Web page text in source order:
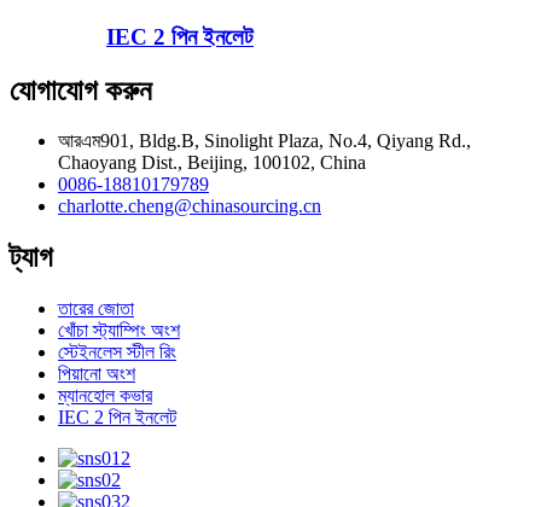
IEC 2 পিন ইনলেট
যোগাযোগ করুন
আরএম901, Bldg.B, Sinolight Plaza, No.4, Qiyang Rd.,
Chaoyang Dist., Beijing, 100102, China
0086-18810179789
charlotte.cheng@chinasourcing.cn
ট্যাগ
তারের জোতা
খোঁচা স্ট্যাম্পিং অংশ
স্টেইনলেস স্টীল রিং
পিয়ানো অংশ
ম্যানহোল কভার
IEC 2 পিন ইনলেট